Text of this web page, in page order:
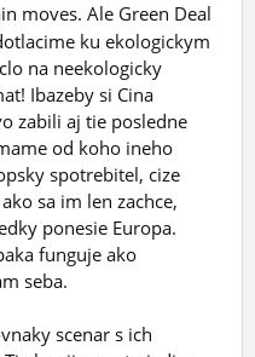
moves. Ale Green Deal
ku ekologickym
na neekologicky
Ibazeby si Cina
zabili aj tie posledne
od koho ineho
spotrebitel, cize
sa im len zachce,
ponesie Europa.
funguje ako
seba.
scenar s ich